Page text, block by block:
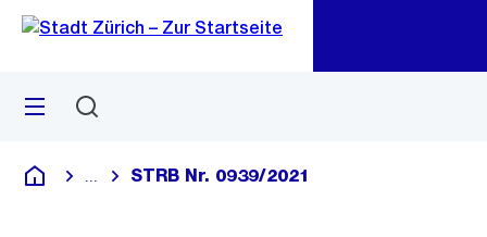
Navigation
Sprunglink
Menü
Deutsch
Blende alle Breadcrumbs ein
STRB Nr. 0939/2021